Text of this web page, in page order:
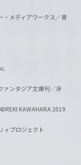
メディアワークス／青
ンタジア文庫刊／冴
KAWAHARA 2019
ィプロジェクト